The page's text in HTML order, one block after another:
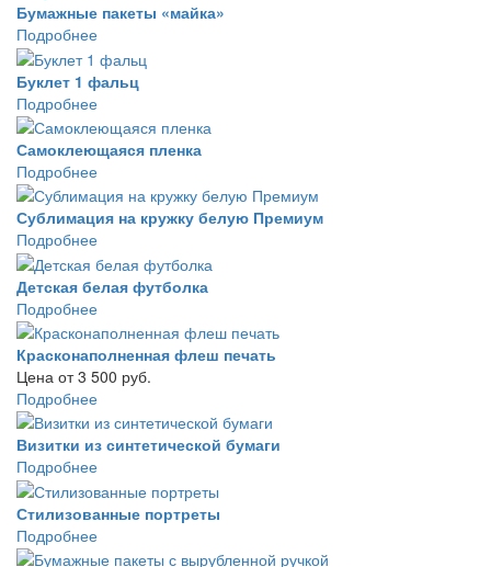
Бумажные пакеты «майка»
Подробнее
Буклет 1 фальц
Подробнее
Самоклеющаяся пленка
Подробнее
Сублимация на кружку белую Премиум
Подробнее
Детская белая футболка
Подробнее
Красконаполненная флеш печать
Цена от 3 500 руб.
Подробнее
Визитки из синтетической бумаги
Подробнее
Стилизованные портреты
Подробнее